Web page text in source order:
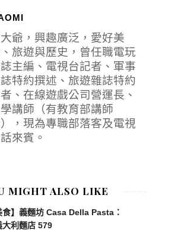
爺，興趣廣泛，愛好美
旅遊與歷史，曾任職電玩
主編、電視台記者、軍事
特約撰述、旅遊雜誌特約
、在線遊戲公司營運長、
講師（有教育部講師
，現為專職部落客及電視
來賓。
MIGHT ALSO LIKE
食】義麵坊 Casa Della Pasta：
大利麵店 579